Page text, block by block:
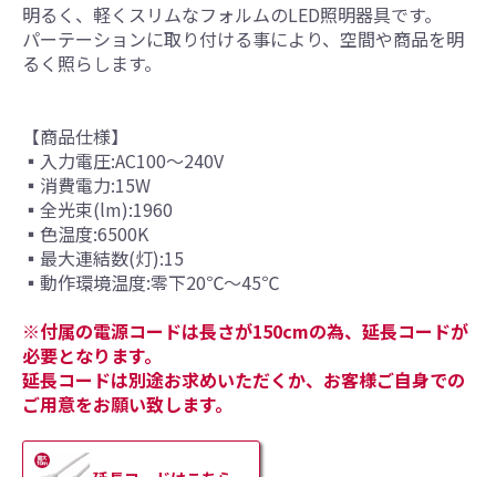
引続き他の商品も選ぶ
明るく、軽くスリムなフォルムのLED照明器具です。
パーテーションに取り付ける事により、空間や商品を明
るく照らします。
【商品仕様】
▪入力電圧:AC100〜240V
▪消費電力:15W
▪全光束(lm):1960
▪色温度:6500K
▪最大連結数(灯):15
▪動作環境温度:零下20℃〜45℃
※付属の電源コードは長さが150cmの為、延長コードが
必要となります。
延長コードは別途お求めいただくか、お客様ご自身での
ご用意をお願い致します。